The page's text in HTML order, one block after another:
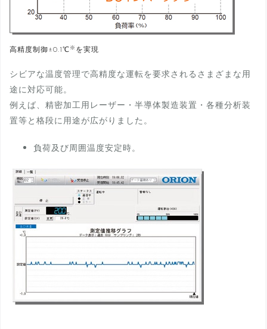
高精度制御±0.1℃ ※ を実現
シビアな温度管理で高精度な運転を要求されるさまざまな用
途に対応可能。
例えば、精密加工用レーザー・半導体製造装置・各種分析装
置等と格段に用途が広がりました。
負荷及び周囲温度安定時。